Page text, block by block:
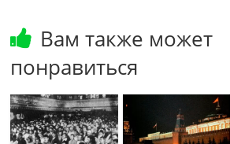
Вам также может
понравиться